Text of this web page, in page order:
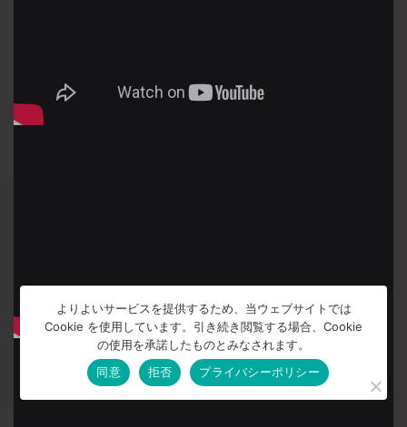
よりよいサービスを提供するため、当ウェブサイトでは
Cookie を使用しています。引き続き閲覧する場合、Cookie
の使用を承諾したものとみなされます。
同意
拒否 プライバシーポリシー